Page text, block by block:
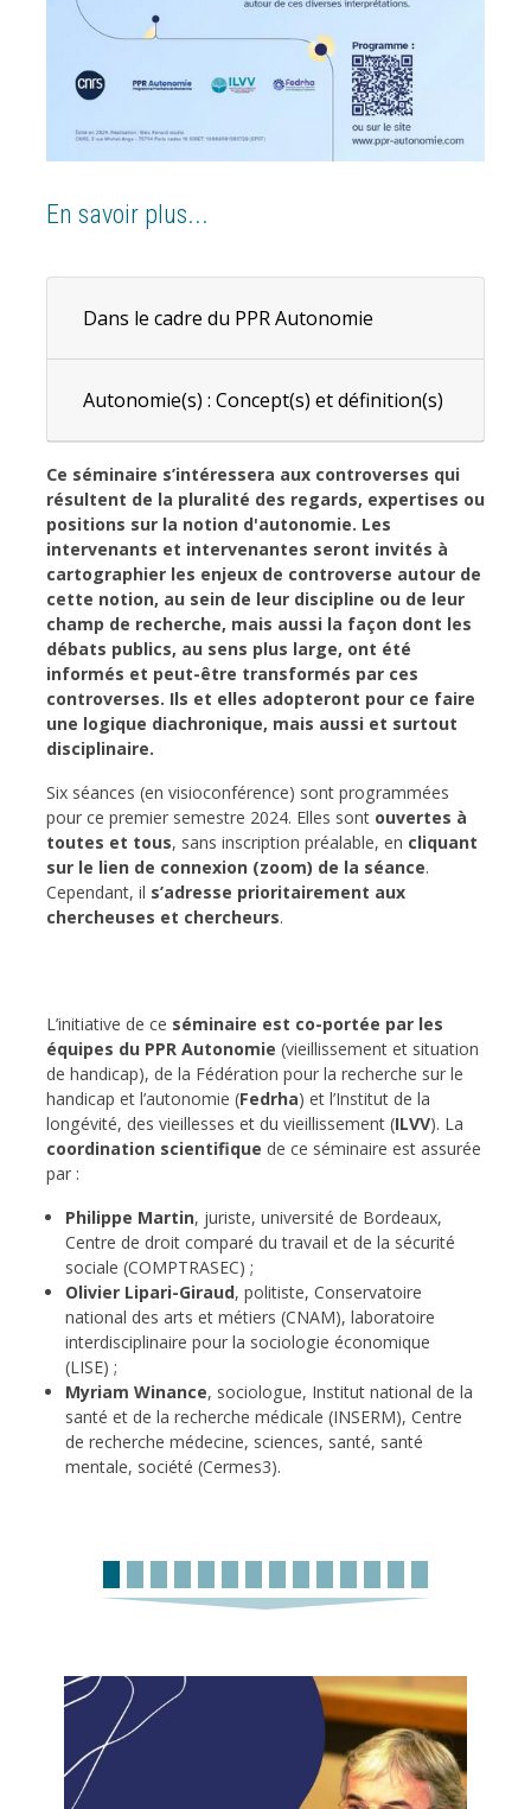
En savoir plus...
Dans le cadre du PPR Autonomie
Autonomie(s) : Concept(s) et définition(s)
Ce séminaire s’intéressera aux controverses qui
résultent de la pluralité des regards, expertises ou
positions sur la notion d'autonomie. Les
intervenants et intervenantes seront invités à
cartographier les enjeux de controverse autour de
cette notion, au sein de leur discipline ou de leur
champ de recherche, mais aussi la façon dont les
débats publics, au sens plus large, ont été
informés et peut-être transformés par ces
controverses. Ils et elles adopteront pour ce faire
une logique diachronique, mais aussi et surtout
disciplinaire.
Six séances (en visioconférence) sont programmées
pour ce premier semestre 2024. Elles sont ouvertes à
toutes et tous, sans inscription préalable, en cliquant
sur le lien de connexion (zoom) de la séance.
Cependant, il s’adresse prioritairement aux
chercheuses et chercheurs.
L’initiative de ce séminaire est co-portée par les
équipes du PPR Autonomie (vieillissement et situation
de handicap), de la Fédération pour la recherche sur le
handicap et l’autonomie (Fedrha) et l’Institut de la
longévité, des vieillesses et du vieillissement (ILVV). La
coordination scientifique de ce séminaire est assurée
par :
Philippe Martin, juriste, université de Bordeaux,
Centre de droit comparé du travail et de la sécurité
sociale (COMPTRASEC) ;
Olivier Lipari-Giraud, politiste, Conservatoire
national des arts et métiers (CNAM), laboratoire
interdisciplinaire pour la sociologie économique
(LISE) ;
Myriam Winance, sociologue, Institut national de la
santé et de la recherche médicale (INSERM), Centre
de recherche médecine, sciences, santé, santé
mentale, société (Cermes3).
Image